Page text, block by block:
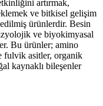
artırmak,
ve bitkisel gelişim
ürünlerdir. Besin
ve biyokimyasal
Bu ürünler; amino
fulvik asitler, organik
kaynaklı bileşenler